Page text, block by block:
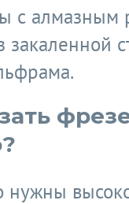
с
закаленной
нужны